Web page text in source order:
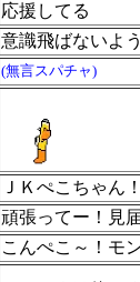
応援してる
意識飛ばないよ
(無言スパチャ)
ＪＫぺこちゃん！
頑張ってー！見
こんぺこ～！モ